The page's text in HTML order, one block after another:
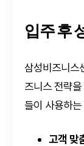
입주 후
삼성비즈니스
즈니스 전략
들이 사용하
고객 맞